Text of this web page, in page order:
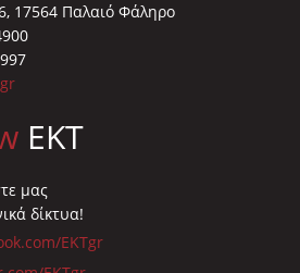
17564 Παλαιό Φάληρο
EKT
μας
δίκτυα!
EKTgr